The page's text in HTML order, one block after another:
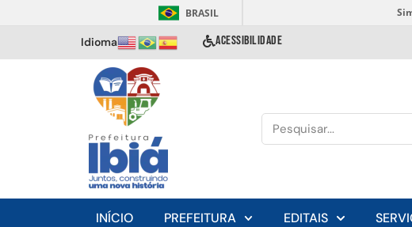
BRASIL
Idioma ACESSIBILIDADE
INÍCIO PREFEITURA EDITAIS